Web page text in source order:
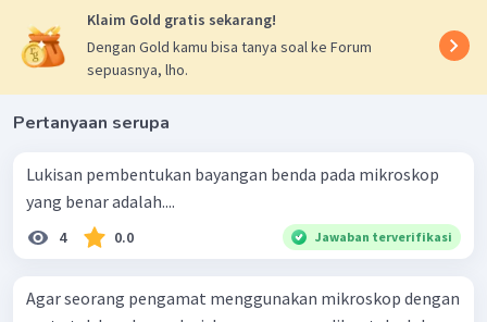
Klaim Gold gratis sekarang!
Dengan Gold kamu bisa tanya soal ke Forum
sepuasnya, lho.
Pertanyaan serupa
Lukisan pembentukan bayangan benda pada mikroskop
yang benar adalah....
4 0.0 Jawaban terverifikasi
Agar seorang pengamat menggunakan mikroskop dengan